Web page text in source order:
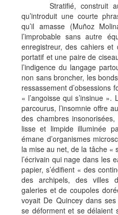
Stratifié, construit au
qu’introduit une courte
qu’il amasse (Muñoz
l’improbable sans autre
enregistreur, des cahiers
portatif et une paire de
l’indigence du langage
non sans broncher, les
ressassement d’obsessions
« l’angoisse qui s’insinue
parcourus, l’insomnie offre
des chambres
lisse et limpide illuminée
émane d’organismes
la mise au net, de la tâche «
l’écrivain qui nage dans les
papier, s’édifient « des
des archipels, des villes
galeries et de coupoles
voyait De Quincey dans
se déforment et se délaient